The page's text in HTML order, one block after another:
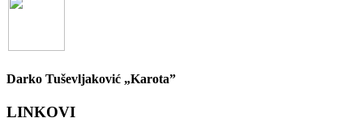
Darko Tuševljaković „Karota”
LINKOVI